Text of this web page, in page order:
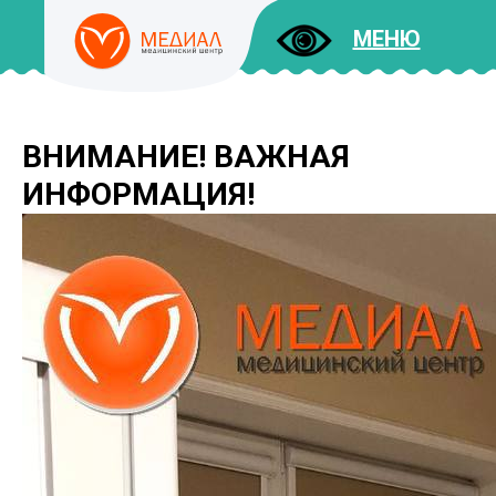
МЕНЮ
ДОКУМЕНТЫ
ВНИМАНИЕ! ВАЖНАЯ
ИНФОРМАЦИЯ!